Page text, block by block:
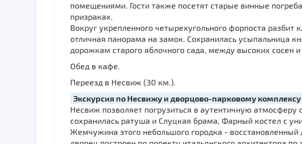
помещениями. Гости также посетят старые винные
призраках.
Вокруг укрепленного четырехугольного форпоста разбит
отличная панорама на замок. Сохранилась усыпальница
дорожкам старого яблочного сада, между высоких сосен
Обед в кафе.
Переезд в Несвиж (30 км.).
Экскурсия по Несвижу и дворцово-парковому
Несвиж позволяет погрузиться в аутентичную
сохранилась ратуша и Слуцкая брама, Фарный костел с
Жемчужина этого небольшого городка -